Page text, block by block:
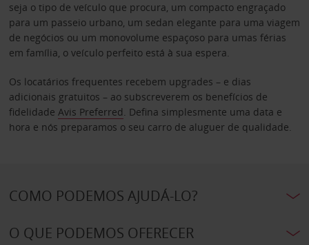
seja o tipo de veículo que procura, um compacto engraçado
para um passeio urbano, um sedan elegante para uma viagem
de negócios ou um monovolume espaçoso para umas férias
em família, o veículo perfeito está à sua espera.
Os locatários frequentes recebem upgrades – e dias
adicionais gratuitos – ao subscreverem os benefícios de
fidelidade Avis Preferred. Defina simplesmente uma data e
hora e nós preparamos o seu carro de aluguer de qualidade.
COMO PODEMOS AJUDÁ-LO?
O QUE PODEMOS OFERECER